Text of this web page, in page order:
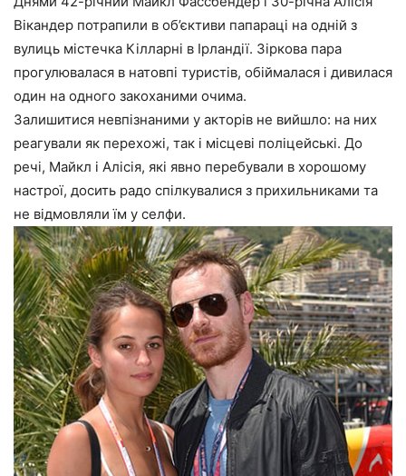
Вікандер потрапили в об’єктиви папараці на одній з
вулиць містечка Кілларні в Ірландії. Зіркова пара
прогулювалася в натовпі туристів, обіймалася і дивилася
один на одного закоханими очима.
Залишитися невпізнаними у акторів не вийшло: на них
реагували як перехожі, так і місцеві поліцейські. До
речі, Майкл і Алісія, які явно перебували в хорошому
настрої, досить радо спілкувалися з прихильниками та
не відмовляли їм у селфи.